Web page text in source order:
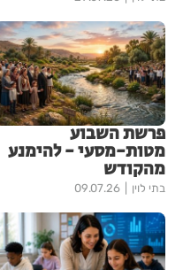
פרשת השבוע
מטות-מסעי - להימנע
מהקודש
בתי לוין 09.07.26